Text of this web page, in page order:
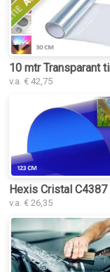
10 mtr Transparant
v.a. € 42,75
Hexis Cristal
v.a. € 26,35